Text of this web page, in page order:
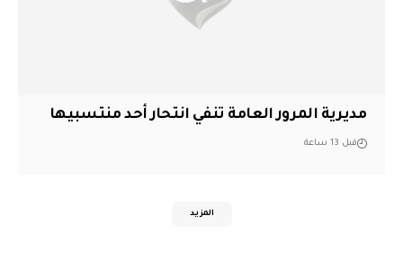
مديرية المرور العامة تنفي انتحار أحد منتسبيها
قبل 13 ساعة
المزيد